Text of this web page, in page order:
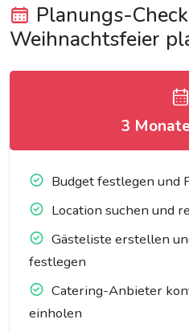
Planungs-
Weihnachtsfeier
3
Budget festlegen und
Location suchen und
Gästeliste erstellen
festlegen
Catering-Anbieter
einholen